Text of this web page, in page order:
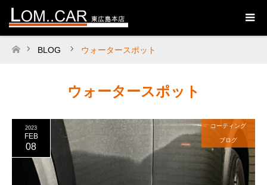
ホーム
BLOG ウォータースポット
ウォータースポット
2023
FEB
08
コーティング
ブログ